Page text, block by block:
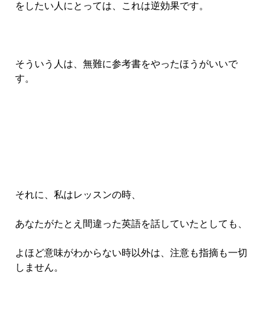
をしたい人にとっては、これは逆効果です。
そういう人は、無難に参考書をやったほうがいいで
す。
それに、私はレッスンの時、
あなたがたとえ間違った英語を話していたとしても、
よほど意味がわからない時以外は、注意も指摘も一切
しません。